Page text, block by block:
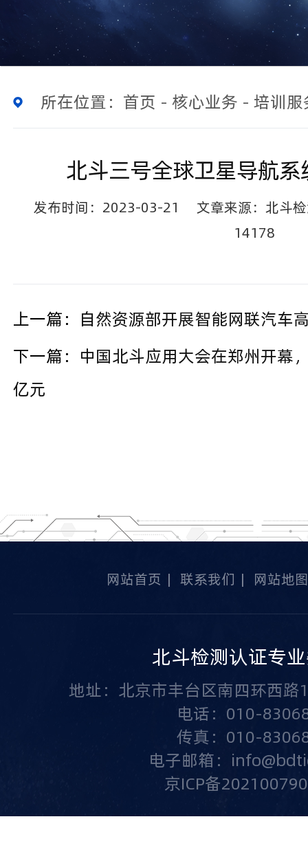
所在位置： 首页 - 核心业务 - 培训服
北斗三号全球卫星导航
发布时间：2023-03-21
文章来源：北斗
14178
上一篇：
自然资源部开展智能网联汽车
下一篇： 中国北斗应用大会在郑州开幕
亿元
网站首页 | 联系我们 | 网站地图
北斗检测认证专
地址：北京市丰台区南四环西
电话：010-
传真：010-
电子邮箱：
京ICP备